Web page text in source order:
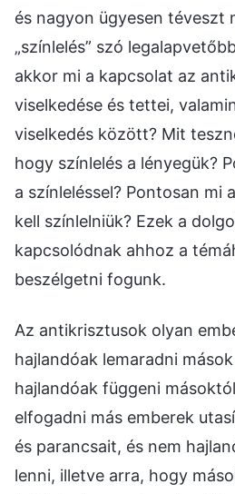
és nagyon ügyesen téveszt
„színlelés” szó
akkor mi a kapcsolat az
viselkedése és tettei,
viselkedés között? Mit
hogy színlelés a lényegük?
a színleléssel? Pontosan mi
kell színlelniük? Ezek a
kapcsolódnak ahhoz a
beszélgetni fogunk.
Az antikrisztusok olyan
hajlandóak lemaradni
hajlandóak függeni
elfogadni más emberek
és parancsait, és nem
lenni, illetve arra, hogy